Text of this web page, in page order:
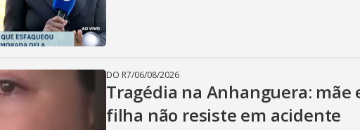
DO R7/06/08/2026
Tragédia na Anhanguera: mãe
filha não resiste em acidente